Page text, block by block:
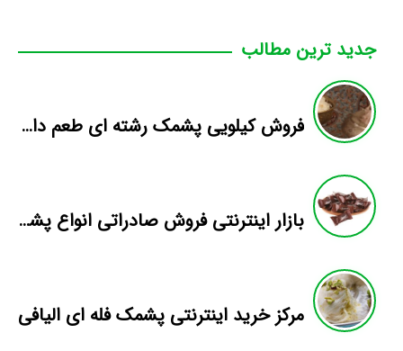
جدید ترین مطالب
فروش کیلویی پشمک رشته ای طعم دار میوه
بازار اینترنتی فروش صادراتی انواع پشمک الیافی/شکلاتی
مرکز خرید اینترنتی پشمک فله ای الیافی